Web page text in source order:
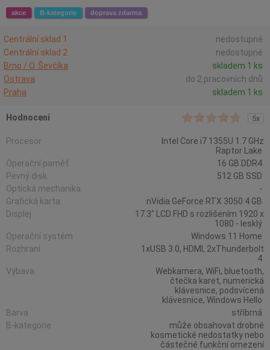
akce B-kategorie doprava zdarma
Centrální sklad 1
nedostupné
Centrální sklad 2
nedostupné
Brno / O. Ševčíka
skladem 1 ks
Ostrava
do 2 pracovních dnů
Praha
skladem 1 ks
Hodnocení 5x
Procesor
Intel Core i7 1355U 1.7 GHz
Raptor Lake
Operační paměť
16 GB DDR4
Pevný disk
512 GB SSD
Optická mechanika
-
Grafická karta
nVidia GeForce RTX 3050 4 GB
Displej
17.3" LCD FHD s rozlišením 1920 x
1080 - lesklý
Operační systém
Windows 11 Home
Rozhraní
1xUSB 3.0, HDMI, 2xThunderbolt
4
Výbava
Webkamera, WiFi, bluetooth,
čtečka karet, numerická
klávesnice, podsvícená
klávesnice, Windows Hello
Barva
stříbrná
B-kategorie
může obsahovat drobné
kosmetické nedostatky nebo
částečné funkční omezení